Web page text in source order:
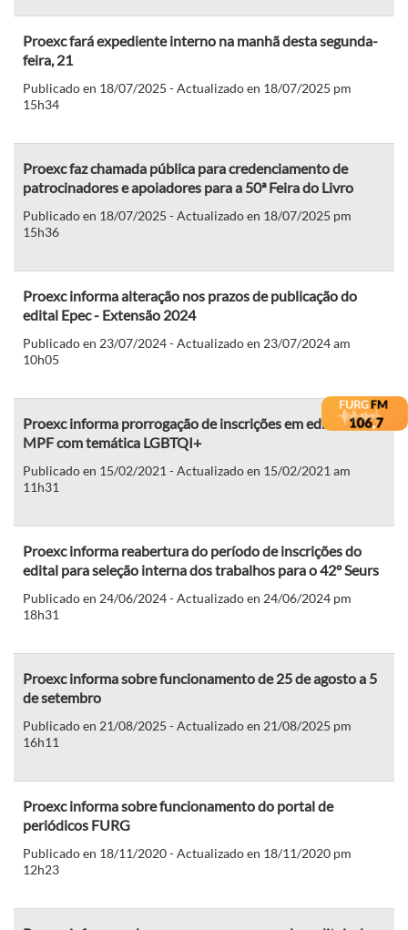
Proexc fará expediente interno na manhã desta segunda-
feira, 21
Publicado en 18/07/2025 - Actualizado en 18/07/2025 pm
15h34
Proexc faz chamada pública para credenciamento de
patrocinadores e apoiadores para a 50ª Feira do Livro
Publicado en 18/07/2025 - Actualizado en 18/07/2025 pm
15h36
Proexc informa alteração nos prazos de publicação do
edital Epec - Extensão 2024
Publicado en 23/07/2024 - Actualizado en 23/07/2024 am
10h05
Proexc informa prorrogação de inscrições em edital do
MPF com temática LGBTQI+
Publicado en 15/02/2021 - Actualizado en 15/02/2021 am
11h31
Proexc informa reabertura do período de inscrições do
edital para seleção interna dos trabalhos para o 42º Seurs
Publicado en 24/06/2024 - Actualizado en 24/06/2024 pm
18h31
Proexc informa sobre funcionamento de 25 de agosto a 5
de setembro
Publicado en 21/08/2025 - Actualizado en 21/08/2025 pm
16h11
Proexc informa sobre funcionamento do portal de
periódicos FURG
Publicado en 18/11/2020 - Actualizado en 18/11/2020 pm
12h23